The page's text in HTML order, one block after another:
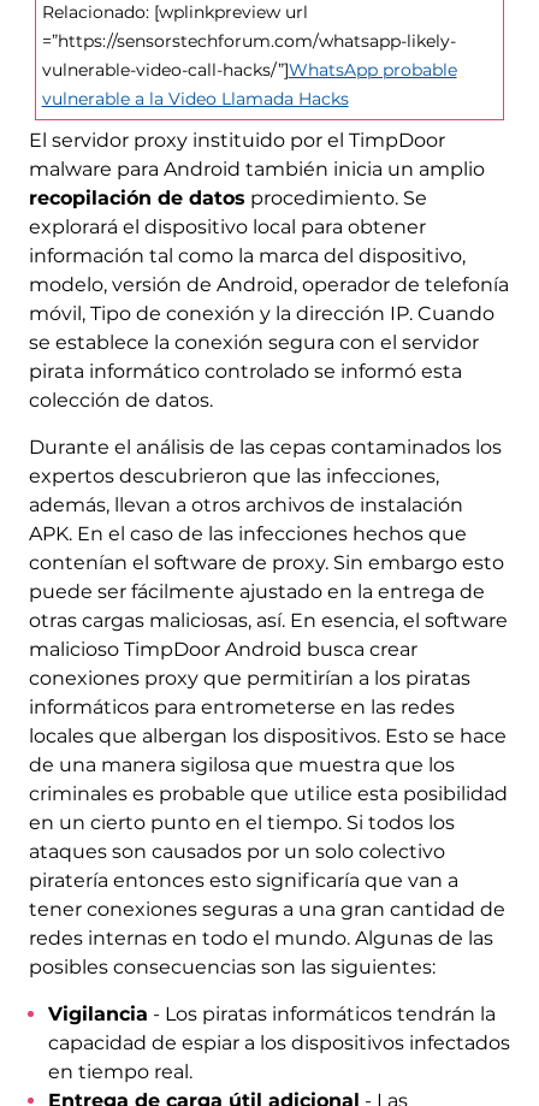
Relacionado: [wplinkpreview url
=”https://sensorstechforum.com/whatsapp-likely-
vulnerable-video-call-hacks/”]WhatsApp probable
vulnerable a la Video Llamada Hacks
El servidor proxy instituido por el TimpDoor
malware para Android también inicia un amplio
recopilación de datos procedimiento. Se
explorará el dispositivo local para obtener
información tal como la marca del dispositivo,
modelo, versión de Android, operador de telefonía
móvil, Tipo de conexión y la dirección IP. Cuando
se establece la conexión segura con el servidor
pirata informático controlado se informó esta
colección de datos.
Durante el análisis de las cepas contaminados los
expertos descubrieron que las infecciones,
además, llevan a otros archivos de instalación
APK. En el caso de las infecciones hechos que
contenían el software de proxy. Sin embargo esto
puede ser fácilmente ajustado en la entrega de
otras cargas maliciosas, así. En esencia, el software
malicioso TimpDoor Android busca crear
conexiones proxy que permitirían a los piratas
informáticos para entrometerse en las redes
locales que albergan los dispositivos. Esto se hace
de una manera sigilosa que muestra que los
criminales es probable que utilice esta posibilidad
en un cierto punto en el tiempo. Si todos los
ataques son causados ​​por un solo colectivo
piratería entonces esto significaría que van a
tener conexiones seguras a una gran cantidad de
redes internas en todo el mundo. Algunas de las
posibles consecuencias son las siguientes:
Vigilancia - Los piratas informáticos tendrán la
capacidad de espiar a los dispositivos infectados
en tiempo real.
Entrega de carga útil adicional - Las